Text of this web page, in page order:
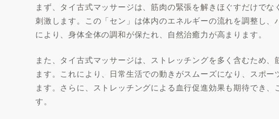
まず、タイ古式マッサージは、筋肉の緊張を解きほぐすだけで
刺激します。この「セン」は体内のエネルギーの流れを調整し
により、身体全体の調和が保たれ、自然治癒力が高まります。
また、タイ古式マッサージは、ストレッチングを多く含むため
ます。これにより、日常生活での動きがスムーズになり、スポ
ます。さらに、ストレッチングによる血行促進効果も期待でき
す。